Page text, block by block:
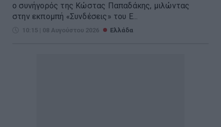
ο συνήγορός της Κώστας Παπαδάκης, μιλώντας
στην εκπομπή «Συνδέσεις» του Ε...
10:15 | 08 Αυγούστου 2026 Ελλάδα